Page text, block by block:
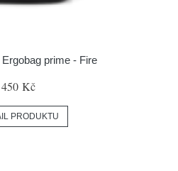
prime - Fire
Kč
PRODUKTU